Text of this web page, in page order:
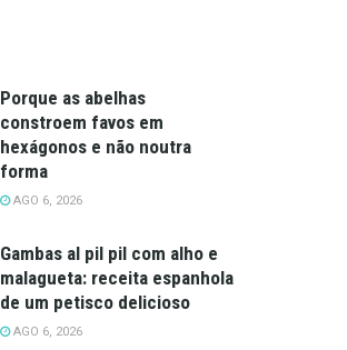
Porque as abelhas
constroem favos em
hexágonos e não noutra
forma
AGO 6, 2026
Gambas al pil pil com alho e
malagueta: receita espanhola
de um petisco delicioso
AGO 6, 2026